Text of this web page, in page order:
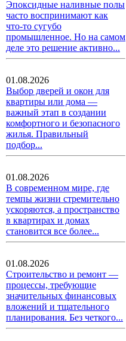
Эпоксидные наливные полы
часто воспринимают как
что-то сугубо
промышленное. Но на самом
деле это решение активно...
01.08.2026
Выбор дверей и окон для
квартиры или дома —
важный этап в создании
комфортного и безопасного
жилья. Правильный
подбор...
01.08.2026
В современном мире, где
темпы жизни стремительно
ускоряются, а пространство
в квартирах и домах
становится все более...
01.08.2026
Строительство и ремонт —
процессы, требующие
значительных финансовых
вложений и тщательного
планирования. Без четкого...